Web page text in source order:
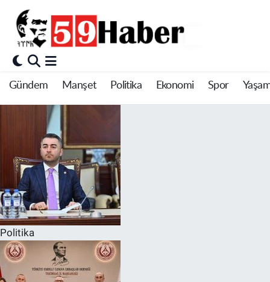
Gündem Manşet Politika Ekonomi Spor
Politika